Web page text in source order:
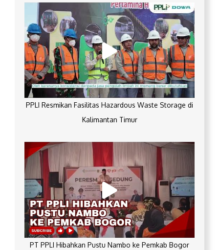
PPLI Resmikan Fasilitas Hazardous Waste Storage di
Kalimantan Timur
PT PPLI Hibahkan Pustu Nambo ke Pemkab Bogor